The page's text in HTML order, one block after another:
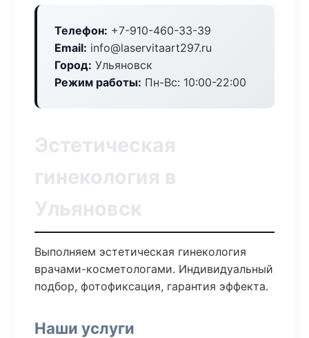
Телефон: +7-910-460-33-39
Email: info@laservitaart297.ru
Город: Ульяновск
Режим работы: Пн-Вс: 10:00-22:00
Эстетическая
гинекология в
Ульяновск
Выполняем эстетическая гинекология
врачами-косметологами. Индивидуальный
подбор, фотофиксация, гарантия эффекта.
Наши услуги